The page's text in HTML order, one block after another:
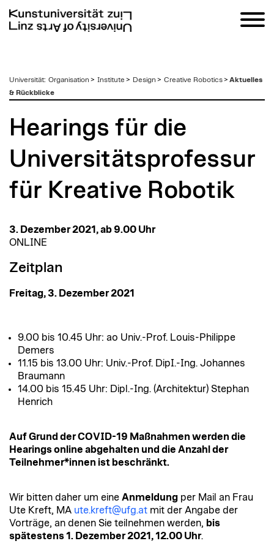
zum
Inhalt
Universität: Organisation > Institute > Design > Creative Robotics> Aktuelles
& Rückblicke
Hearings für die
Universitätsprofessur
für Kreative Robotik
3. Dezember 2021, ab 9.00 Uhr
ONLINE
Zeitplan
Freitag, 3. Dezember 2021
9.00 bis 10.45 Uhr: ao Univ.-Prof. Louis-Philippe
Demers
11.15 bis 13.00 Uhr: Univ.-Prof. DipI.-Ing. Johannes
Braumann
14.00 bis 15.45 Uhr: Dipl.-Ing. (Architektur) Stephan
Henrich
Auf Grund der COVID-19 Maßnahmen werden die
Hearings online abgehalten und die Anzahl der
Teilnehmer*innen ist beschränkt.
Wir bitten daher um eine Anmeldung per Mail an Frau
Ute Kreft, MA ute.kreft@ufg.at mit der Angabe der
Vorträge, an denen Sie teilnehmen werden, bis
spätestens 1. Dezember 2021, 12.00 Uhr.